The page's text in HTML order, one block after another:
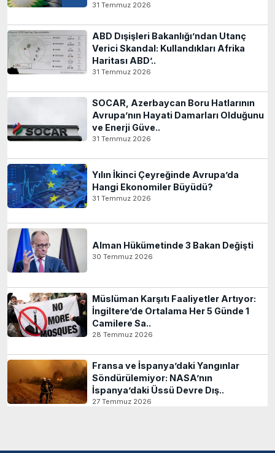
31 Temmuz 2026
ABD Dışişleri Bakanlığı’ndan Utanç
Verici Skandal: Kullandıkları Afrika
Haritası ABD’..
31 Temmuz 2026
SOCAR, Azerbaycan Boru Hatlarının
Avrupa’nın Hayati Damarları Olduğunu
ve Enerji Güve..
31 Temmuz 2026
Yılın İkinci Çeyreğinde Avrupa’da
Hangi Ekonomiler Büyüdü?
31 Temmuz 2026
Alman Hükümetinde 3 Bakan Değişti
30 Temmuz 2026
Müslüman Karşıtı Faaliyetler Artıyor:
İngiltere’de Ortalama Her 5 Günde 1
Camilere Sa..
28 Temmuz 2026
Fransa ve İspanya’daki Yangınlar
Söndürülemiyor: NASA’nın
İspanya’daki Üssü Devre Dış..
27 Temmuz 2026